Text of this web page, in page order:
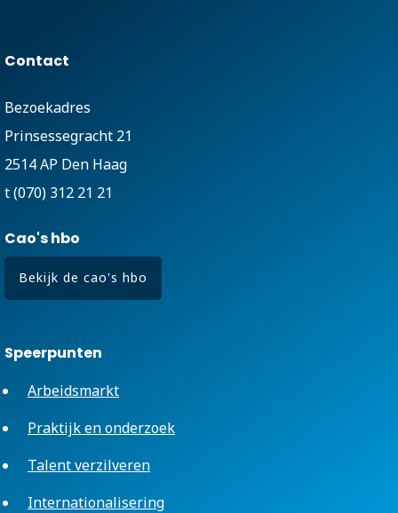
Contact
Bezoekadres
Prinsessegracht 21
2514 AP Den Haag
t (070) 312 21 21
Cao's hbo
Bekijk de cao's hbo
Speerpunten
Arbeidsmarkt
Praktijk en onderzoek
Talent verzilveren
Internationalisering